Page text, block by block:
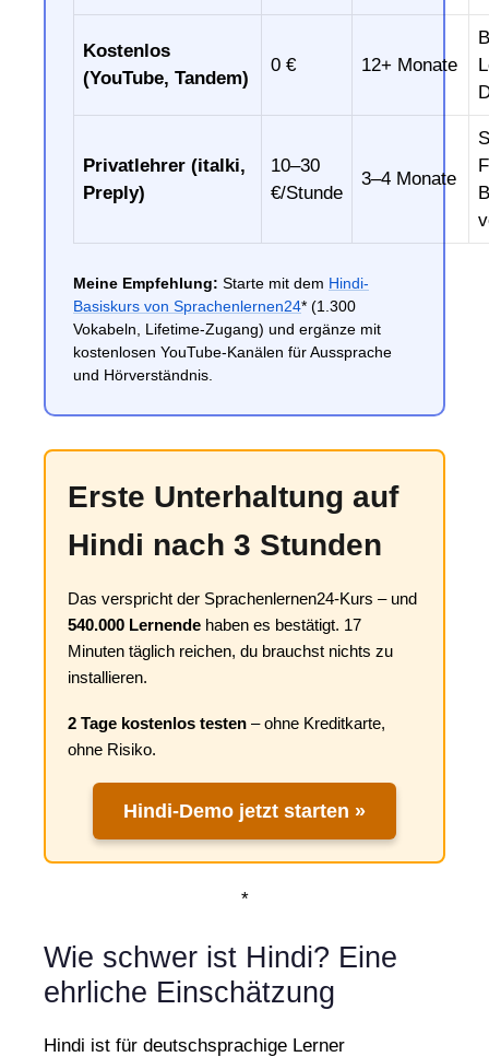
Kostenlos
(YouTube, Tandem)
0 € 12+ Monate
Privatlehrer (italki,
Preply)
10–30
€/Stunde
3–4 Monate
Meine Empfehlung: Starte mit dem Hindi-
Basiskurs von Sprachenlernen24* (1.300
Vokabeln, Lifetime-Zugang) und ergänze mit
kostenlosen YouTube-Kanälen für Aussprache
und Hörverständnis.
Erste Unterhaltung auf
Hindi nach 3 Stunden
Das verspricht der Sprachenlernen24-Kurs – und
540.000 Lernende haben es bestätigt. 17
Minuten täglich reichen, du brauchst nichts zu
installieren.
2 Tage kostenlos testen – ohne Kreditkarte,
ohne Risiko.
Hindi-Demo jetzt starten »
*
Wie schwer ist Hindi? Eine
ehrliche Einschätzung
Hindi ist für deutschsprachige Lerner